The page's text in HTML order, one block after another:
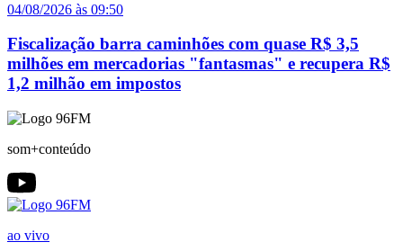
04/08/2026 às 09:50
Fiscalização barra caminhões com quase R$ 3,5
milhões em mercadorias "fantasmas" e recupera R$
1,2 milhão em impostos
som+conteúdo
ao vivo